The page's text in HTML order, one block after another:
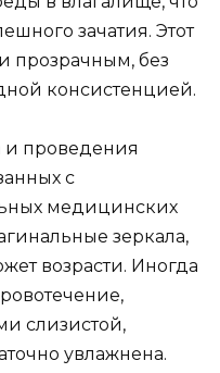
зачатия. Этот
прозрачным, без
консистенцией.
и проведения
с
медицинских
зеркала,
возрасти. Иногда
слизистой,
увлажнена.